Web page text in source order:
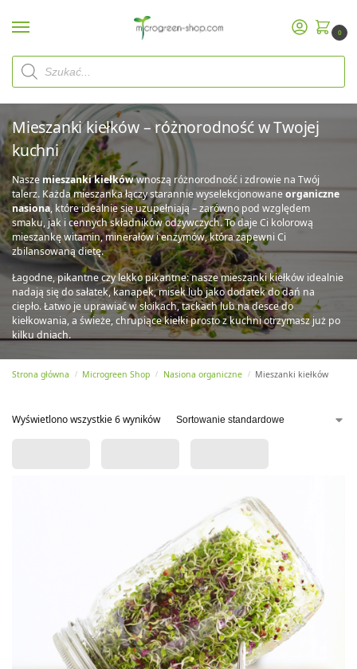
0
Mieszanki kiełków
Mieszanki kiełków – różnorodność w Twojej
kuchni
Nasze mieszanki kiełkówwnoszą różnorodność i zdrowie na Twój
talerz. Każda mieszanka łączy starannie wyselekcjonowaneorganiczne
nasiona, które idealnie się uzupełniają – zarówno pod względem
smaku, jak i cennych składników odżywczych. To daje Ci kolorową
mieszankę witamin, minerałów i enzymów, która zapewni Ci
zbilansowaną dietę.
Łagodne, pikantne czy lekko pikantne: nasze mieszanki kiełków idealnie
nadają się do sałatek, kanapek, misek lub jako dodatek do dań na
ciepło. Łatwo je uprawiać w słoikach, tackach lub na desce do
kiełkowania, a świeże, chrupiące kiełki prosto z kuchni otrzymasz już po
kilku dniach.
Strona główna / Microgreen Shop / Nasiona organiczne / Mieszanki kiełków
Wyświetlono wszystkie 6 wyników